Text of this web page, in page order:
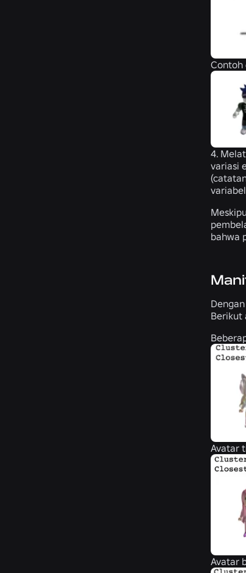
Contoh
4.
variasi
bahwa
Berikut
Avatar
Avatar